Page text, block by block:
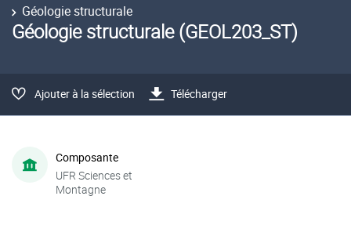
Géologie structurale
Géologie structurale (GEOL203_ST)
Ajouter à la sélection Télécharger
Composante
UFR Sciences et
Montagne